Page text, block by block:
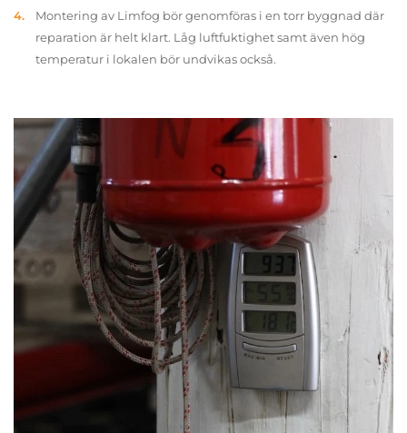
Montering av Limfog bör genomföras i en torr byggnad där
reparation är helt klart. Låg luftfuktighet samt även hög
temperatur i lokalen bör undvikas också.